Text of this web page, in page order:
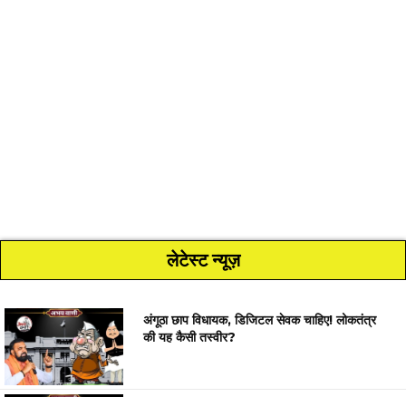
लेटेस्ट न्यूज़
अंगूठा छाप विधायक, डिजिटल सेवक चाहिए! लोकतंत्र
की यह कैसी तस्वीर?